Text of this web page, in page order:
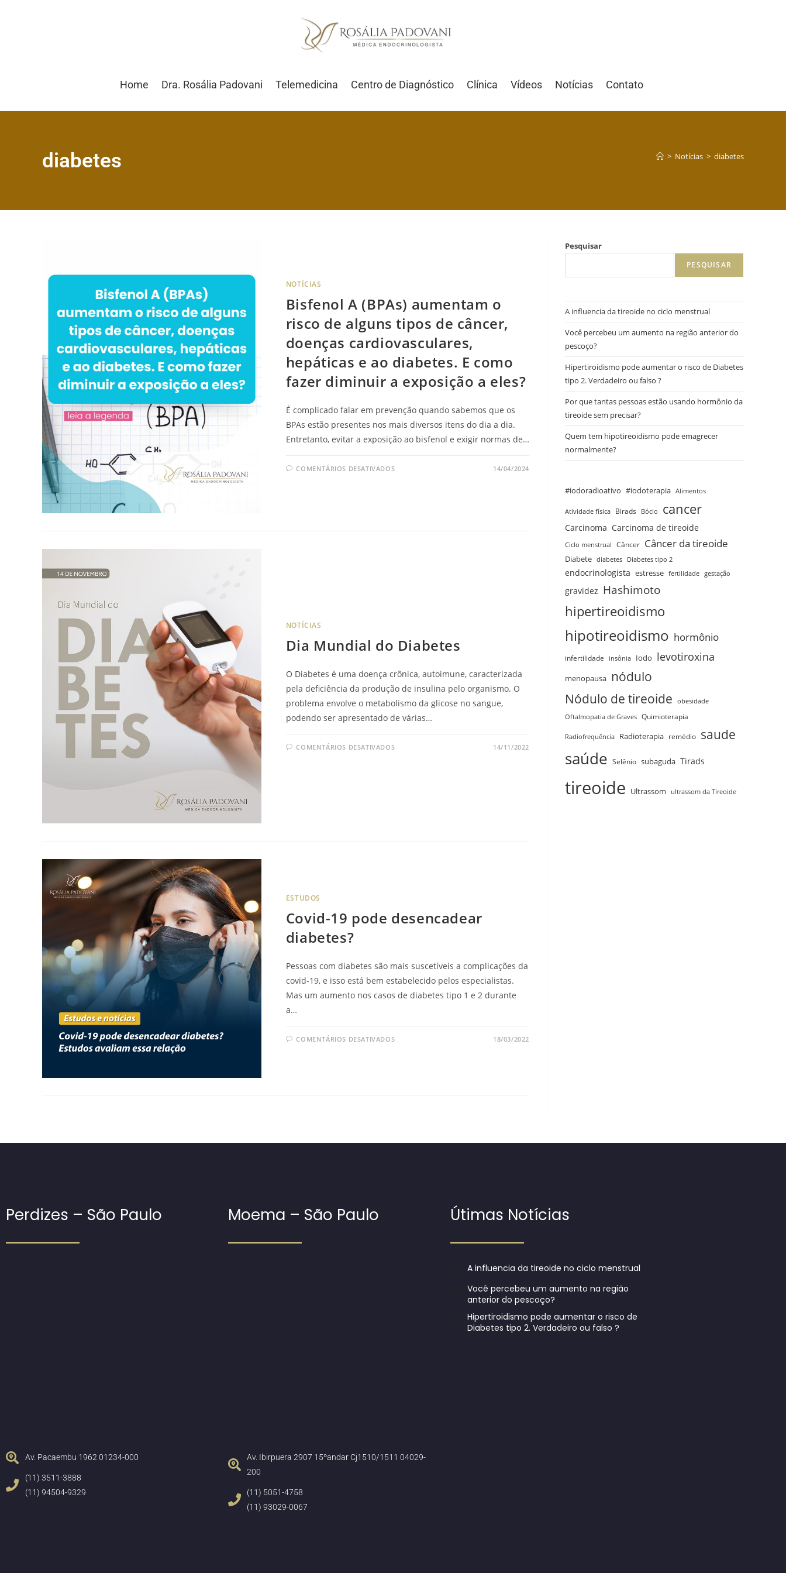
Home Dra. Rosália Padovani Telemedicina Centro de Diagnóstico Clínica Vídeos Notícias Contato
diabetes > Notícias > diabetes
NOTÍCIAS
Bisfenol A (BPAs) aumentam o
risco de alguns tipos de câncer,
doenças cardiovasculares,
hepáticas e ao diabetes. E como
fazer diminuir a exposição a eles?
É complicado falar em prevenção quando sabemos que os
BPAs estão presentes nos mais diversos itens do dia a dia.
Entretanto, evitar a exposição ao bisfenol e exigir normas de…
COMENTÁRIOS DESATIVADOS 14/04/2024
NOTÍCIAS
Dia Mundial do Diabetes
O Diabetes é uma doença crônica, autoimune, caracterizada
pela deficiência da produção de insulina pelo organismo. O
problema envolve o metabolismo da glicose no sangue,
podendo ser apresentado de várias…
COMENTÁRIOS DESATIVADOS 14/11/2022
ESTUDOS
Covid-19 pode desencadear
diabetes?
Pessoas com diabetes são mais suscetíveis a complicações da
covid-19, e isso está bem estabelecido pelos especialistas.
Mas um aumento nos casos de diabetes tipo 1 e 2 durante
a…
COMENTÁRIOS DESATIVADOS 18/03/2022
Pesquisar
PESQUISAR
A influencia da tireoide no ciclo menstrual
Você percebeu um aumento na região anterior do
pescoço?
Hipertiroidismo pode aumentar o risco de Diabetes
tipo 2. Verdadeiro ou falso ?
Por que tantas pessoas estão usando hormônio da
tireoide sem precisar?
Quem tem hipotireoidismo pode emagrecer
normalmente?
#iodoradioativo #iodoterapia Alimentos
Atividade física Birads Bócio cancer
Carcinoma Carcinoma de tireoide
Ciclo menstrual Câncer Câncer da tireoide
Diabete diabetes Diabetes tipo 2
endocrinologista estresse fertilidade gestação
gravidez Hashimoto
hipertireoidismo
hipotireoidismo hormônio
infertilidade insônia Iodo levotiroxina
menopausa nódulo
Nódulo de tireoide
obesidade
Oftalmopatia de Graves Quimioterapia
Radiofrequência Radioterapia remédio saude
saúde Selênio subaguda Tirads
tireoide Ultrassom ultrassom da Tireoide
Perdizes – São Paulo
Av. Pacaembu 1962 01234-000
(11) 3511-3888
(11) 94504-9329
Moema – São Paulo
Av. Ibirpuera 2907 15ºandar Cj1510/1511 04029-
200
(11) 5051-4758
(11) 93029-0067
Útimas Notícias
A influencia da tireoide no ciclo menstrual
Você percebeu um aumento na região
anterior do pescoço?
Hipertiroidismo pode aumentar o risco de
Diabetes tipo 2. Verdadeiro ou falso ?